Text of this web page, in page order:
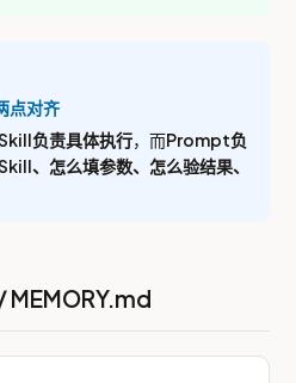
点对齐
负责具体执行，而Prompt负
、怎么填参数、怎么验结果、